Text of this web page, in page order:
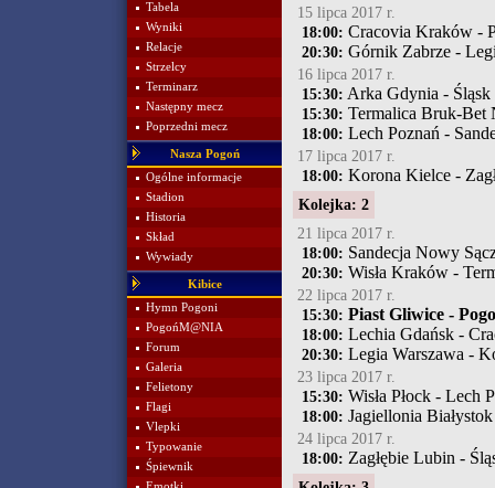
Tabela
Wyniki
Relacje
Strzelcy
Terminarz
Następny mecz
Poprzedni mecz
Nasza Pogoń
Ogólne informacje
Stadion
Historia
Skład
Wywiady
Kibice
Hymn Pogoni
PogońM@NIA
Forum
Galeria
Felietony
Flagi
Vlepki
Typowanie
Śpiewnik
15 lipca 2017 r.
18:00: Cracovia Kraków -
20:30: Górnik Zabrze -
16 lipca 2017 r.
15:30: Arka Gdynia - Śląsk
15:30: Termalica Bruk-Bet
18:00: Lech Poznań -
17 lipca 2017 r.
18:00: Korona Kielce -
Kolejka: 2
21 lipca 2017 r.
18:00: Sandecja Nowy
20:30: Wisła Kraków -
22 lipca 2017 r.
15:30: Piast Gliwice -
18:00: Lechia Gdańsk -
20:30: Legia Warszawa -
23 lipca 2017 r.
15:30: Wisła Płock - Lech
18:00: Jagiellonia
24 lipca 2017 r.
18:00: Zagłębie Lubin -